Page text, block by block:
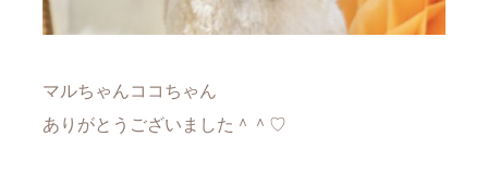
マルちゃんココちゃん
ありがとうございました＾＾♡